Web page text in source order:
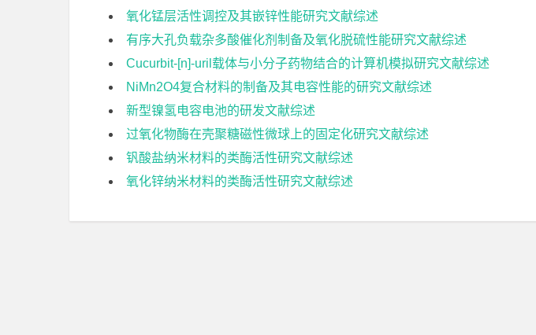
氧化锰层活性调控及其嵌锌性能研究文献综述
有序大孔负载杂多酸催化剂制备及氧化脱硫性能研究文献综述
Cucurbit-[n]-uril载体与小分子药物结合的计算机模拟研究文献综述
NiMn2O4复合材料的制备及其电容性能的研究文献综述
新型镍氢电容电池的研发文献综述
过氧化物酶在壳聚糖磁性微球上的固定化研究文献综述
钒酸盐纳米材料的类酶活性研究文献综述
氧化锌纳米材料的类酶活性研究文献综述